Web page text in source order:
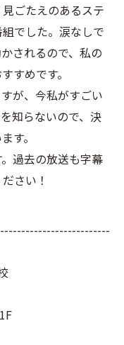
ごたえのあるステ
でした。涙なしで
されるので、私の
すめです。
が、今私がすごい
知らないので、決
す。
過去の放送も字幕
さい！